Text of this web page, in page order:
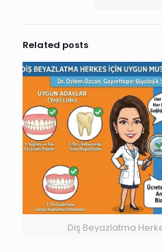
Related posts
Diş Beyazlatma